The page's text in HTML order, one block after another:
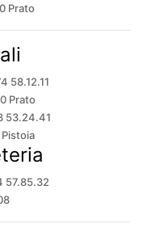
Prato
58.12.11
Prato
53.24.41
Pistoia
57.85.32